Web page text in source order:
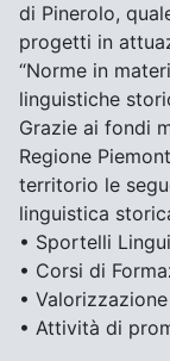
di Pinerolo,
progetti in
“Norme in
linguistiche
Grazie ai fondi
Regione
territorio le
linguistica
• Sportelli
• Corsi di
•
• Attività di